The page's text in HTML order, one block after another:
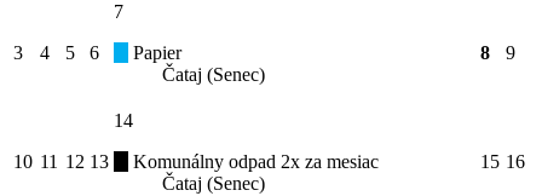
3 4 5 6
7
Papier
Čataj (Senec)
8 9
10 11 12 13
14
Komunálny odpad 2x za mesiac
Čataj (Senec)
15 16